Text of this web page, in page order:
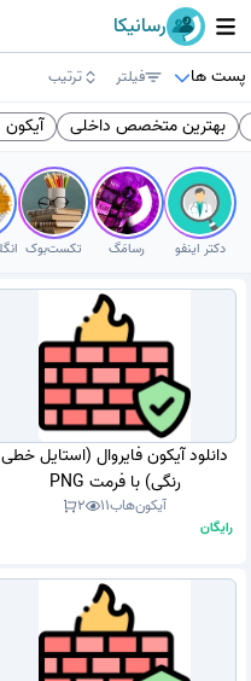
رسانیکا
پست ها
فیلتر ترتیب
بهترین متخصص داخلی آیکون PNG
دکتر اینفو رسامَگ تکست‌بوک
دانلود آیکون فایروال (استایل خطی
رنگی) با فرمت PNG
آیکون‌هاب11
2
رایگان